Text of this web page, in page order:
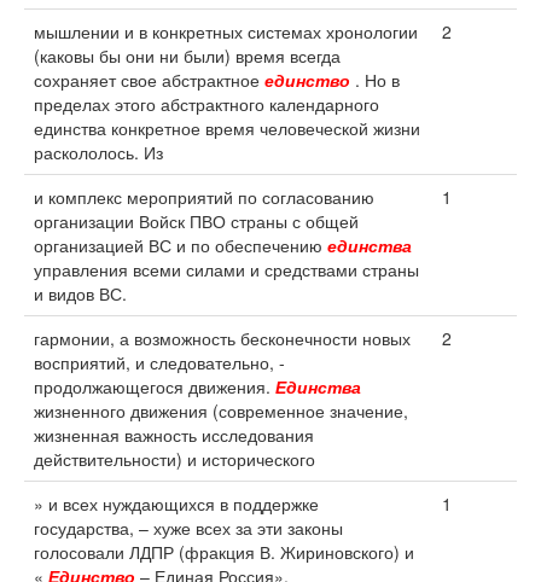
мышлении и в конкретных системах хронологии
(каковы бы они ни были) время всегда
сохраняет свое абстрактное единство . Но в
пределах этого абстрактного календарного
единства конкретное время человеческой жизни
раскололось. Из
2
и комплекс мероприятий по согласованию
организации Войск ПВО страны с общей
организацией ВС и по обеспечению единства
управления всеми силами и средствами страны
и видов ВС.
1
гармонии, а возможность бесконечности новых
восприятий, и следовательно, -
продолжающегося движения. Единства
жизненного движения (современное значение,
жизненная важность исследования
действительности) и исторического
2
» и всех нуждающихся в поддержке
государства, – хуже всех за эти законы
голосовали ЛДПР (фракция В. Жириновского) и
« Единство – Единая Россия».
1